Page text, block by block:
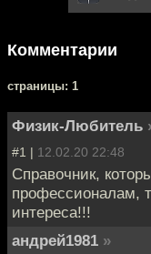
Комментарии
cтраницы: 1
Физик-Любитель
#1 | 12.02.20 22:48
Справочник,
профессионалам,
интереса!!!
андрей1981 »